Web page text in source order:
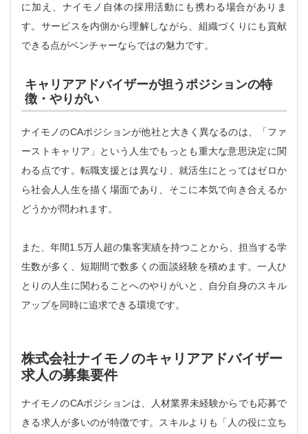
に加え、ナイモノ自体の採用活動にも携わる場合がありま
す。サービスを内側から理解しながら、組織づくりにも貢献
できる点がベンチャーならではの魅力です。
キャリアアドバイザーが担うポジションの特
徴・やりがい
ナイモノのCAポジションが他社と大きく異なるのは、「ファ
ーストキャリア」という人生でもっとも重大な意思決定に関
わる点です。転職支援とは異なり、就活生にとってはゼロか
ら社会人人生を描く場面であり、そこに本気で向き合えるか
どうかが問われます。
また、年間1.5万人超の集客実績を持つことから、担当する学
生数が多く、短期間で数多くの面談経験を積めます。一人ひ
とりの人生に関わることへのやりがいと、自分自身のスキル
アップを同時に追求できる環境です。
株式会社ナイモノのキャリアアドバイザー
求人の募集要件
ナイモノのCAポジションは、人材業界未経験からでも応募で
きる求人が多いのが特徴です。スキルよりも「人の役に立ち